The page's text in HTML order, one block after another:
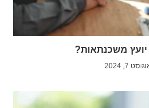
משכנתאות?
7, 2024